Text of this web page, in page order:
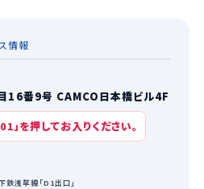
情報
16番9号 CAMCO日本橋ビル4F
」を押してお入りください。
鉄浅草線「D1出口」